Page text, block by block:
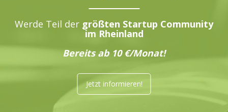
Werde Teil der größten Startup Community
im Rheinland
Bereits ab 10 €/Monat!
Jetzt informieren!